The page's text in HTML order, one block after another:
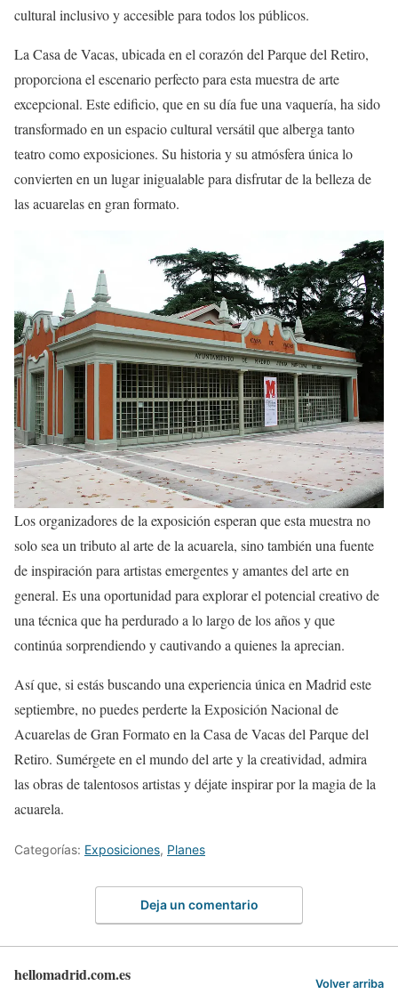
cultural inclusivo y accesible para todos los públicos.
La Casa de Vacas, ubicada en el corazón del Parque del Retiro,
proporciona el escenario perfecto para esta muestra de arte
excepcional. Este edificio, que en su día fue una vaquería, ha sido
transformado en un espacio cultural versátil que alberga tanto
teatro como exposiciones. Su historia y su atmósfera única lo
convierten en un lugar inigualable para disfrutar de la belleza de
las acuarelas en gran formato.
Los organizadores de la exposición esperan que esta muestra no
solo sea un tributo al arte de la acuarela, sino también una fuente
de inspiración para artistas emergentes y amantes del arte en
general. Es una oportunidad para explorar el potencial creativo de
una técnica que ha perdurado a lo largo de los años y que
continúa sorprendiendo y cautivando a quienes la aprecian.
Así que, si estás buscando una experiencia única en Madrid este
septiembre, no puedes perderte la Exposición Nacional de
Acuarelas de Gran Formato en la Casa de Vacas del Parque del
Retiro. Sumérgete en el mundo del arte y la creatividad, admira
las obras de talentosos artistas y déjate inspirar por la magia de la
acuarela.
Categorías: Exposiciones, Planes
Deja un comentario
hellomadrid.com.es Volver arriba